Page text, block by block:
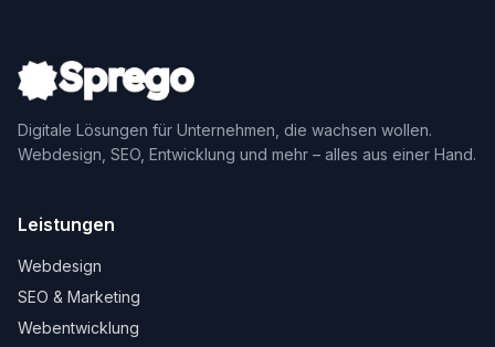
Digitale Lösungen für Unternehmen, die wachsen wollen.
Webdesign, SEO, Entwicklung und mehr – alles aus einer Hand.
Leistungen
Webdesign
SEO & Marketing
Webentwicklung